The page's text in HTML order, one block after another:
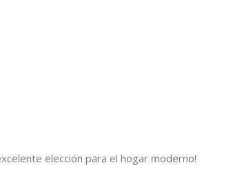
elección para el hogar moderno!